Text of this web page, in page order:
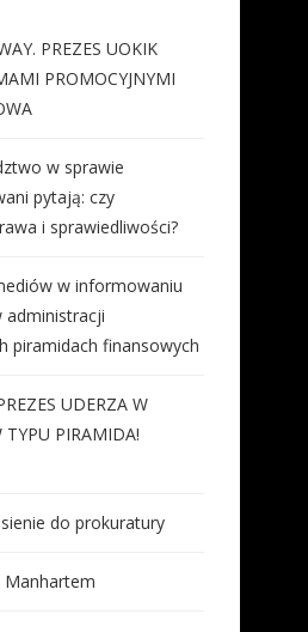
PREZES UOKIK
PROMOCYJNYMI
w sprawie
pytają: czy
i sprawiedliwości?
w informowaniu
administracji
piramidach finansowych
UDERZA W
TYPU PIRAMIDA!
do prokuratury
Manhartem